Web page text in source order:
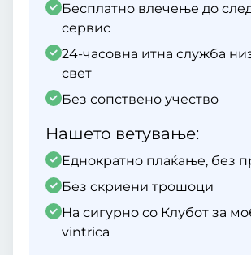
Бесплатно влечење до
сервис
24-часовна итна служба
свет
Без сопствено учество
Нашето ветување:
Еднократно плаќање, без
Без скриени трошоци
На сигурно со Клубот за
vintrica